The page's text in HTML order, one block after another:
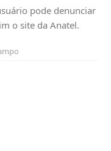
pode denunciar
o site da Anatel.